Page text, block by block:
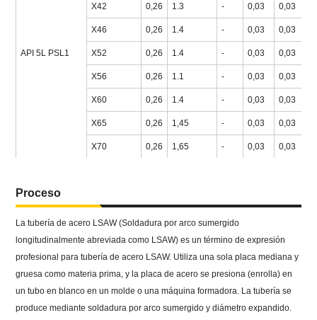
API 5L PSL1
X42 0,26 1.3 - 0,03 0,03
X46 0,26 1.4 - 0,03 0,03
X52 0,26 1.4 - 0,03 0,03
X56 0,26 1.1 - 0,03 0,03
X60 0,26 1.4 - 0,03 0,03
X65 0,26 1,45 - 0,03 0,03
X70 0,26 1,65 - 0,03 0,03
Proceso
La tubería de acero LSAW (Soldadura por arco sumergido
longitudinalmente abreviada como LSAW) es un término de expresión
profesional para tubería de acero LSAW. Utiliza una sola placa mediana y
gruesa como materia prima, y la placa de acero se presiona (enrolla) en
un tubo en blanco en un molde o una máquina formadora. La tubería se
produce mediante soldadura por arco sumergido y diámetro expandido.